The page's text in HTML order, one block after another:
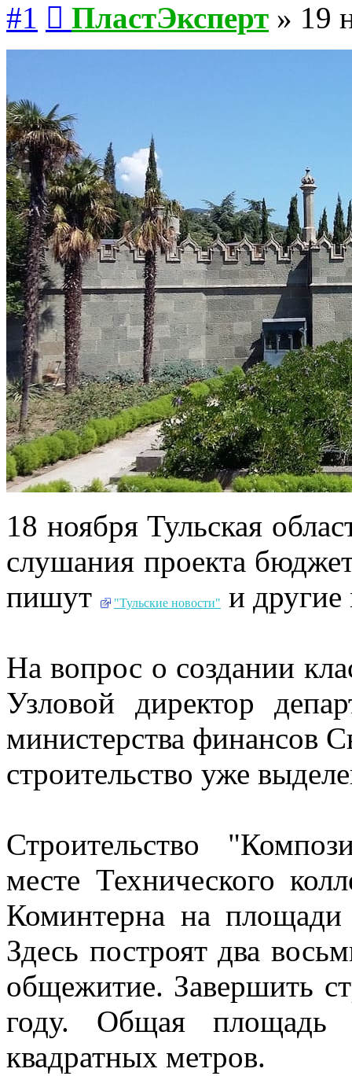
#1 ПластЭксперт » 19
18 ноября Тульская
слушания проекта
пишут
"Тульские новости" и
На вопрос о создании
Узловой директор
министерства финансов
строительство уже
Строительство
месте Технического
Коминтерна на
Здесь построят два
общежитие. Завершить
году. Общая площадь
квадратных метров.